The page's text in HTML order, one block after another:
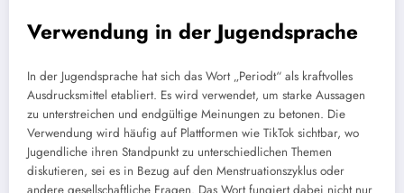
Verwendung in der Jugendsprache
In der Jugendsprache hat sich das Wort „Periodt“ als kraftvolles
Ausdrucksmittel etabliert. Es wird verwendet, um starke Aussagen
zu unterstreichen und endgültige Meinungen zu betonen. Die
Verwendung wird häufig auf Plattformen wie TikTok sichtbar, wo
Jugendliche ihren Standpunkt zu unterschiedlichen Themen
diskutieren, sei es in Bezug auf den Menstruationszyklus oder